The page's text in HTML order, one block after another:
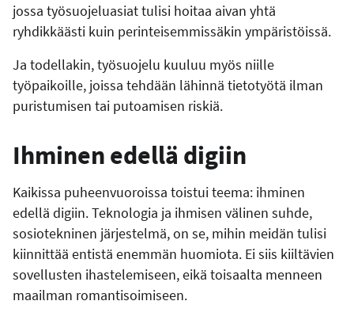
jossa työsuojeluasiat tulisi hoitaa aivan yhtä
ryhdikkäästi kuin perinteisemmissäkin ympäristöissä.
Ja todellakin, työsuojelu kuuluu myös niille
työpaikoille, joissa tehdään lähinnä tietotyötä ilman
puristumisen tai putoamisen riskiä.
Ihminen edellä digiin
Kaikissa puheenvuoroissa toistui teema: ihminen
edellä digiin. Teknologia ja ihmisen välinen suhde,
sosiotekninen järjestelmä, on se, mihin meidän tulisi
kiinnittää entistä enemmän huomiota. Ei siis kiiltävien
sovellusten ihastelemiseen, eikä toisaalta menneen
maailman romantisoimiseen.